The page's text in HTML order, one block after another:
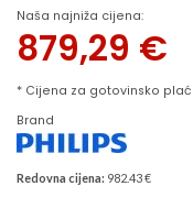
Naša najniža cijena:
879,29 €
* Cijena za gotovinsko
Brand
Redovna cijena: 982.43 €